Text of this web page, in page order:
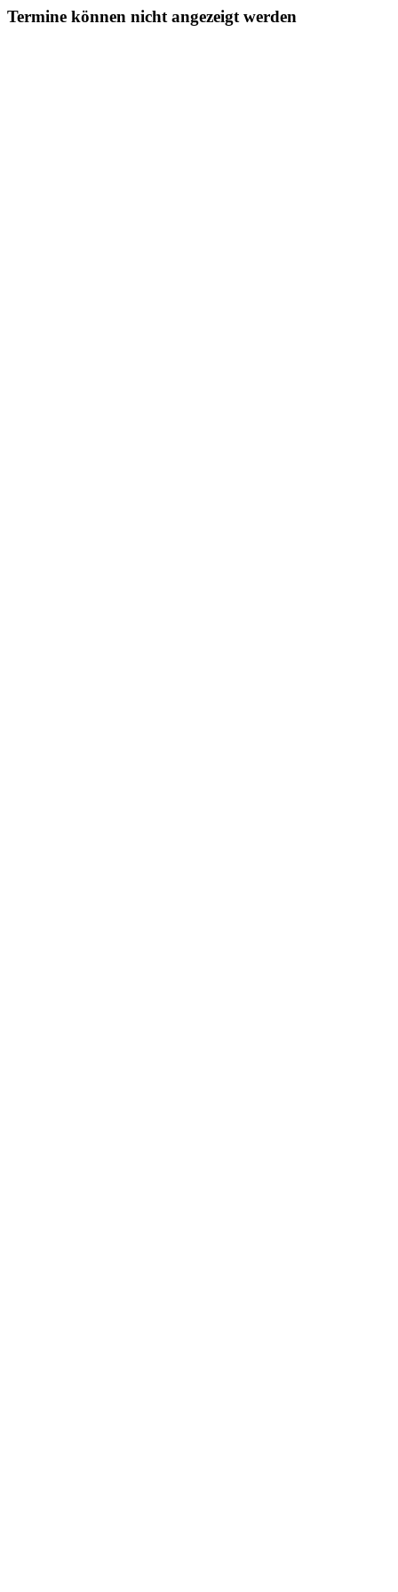
Termine können nicht angezeigt werden